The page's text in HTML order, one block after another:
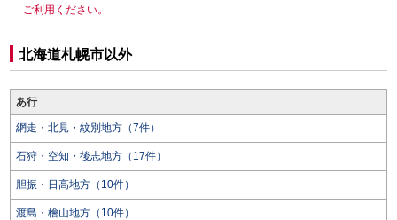
ご利用ください。
北海道札幌市以外
あ行
網走・北見・紋別地方（7件）
石狩・空知・後志地方（17件）
胆振・日高地方（10件）
渡島・檜山地方（10件）